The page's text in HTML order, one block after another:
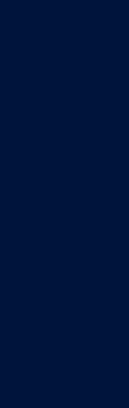
Stiftung
der Stiftung
Kanal der